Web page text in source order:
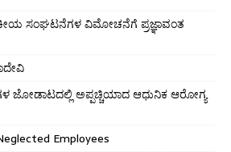
ಸಂಘಟನೆಗಳ ವಿಮೋಚನೆಗೆ ಪ್ರಜ್ಞಾವಂತ
ಜೋಡಾಟದಲ್ಲಿ ಅಪ್ಪಚ್ಚಿಯಾದ ಆಧುನಿಕ ಆರೋಗ್ಯ
Employees